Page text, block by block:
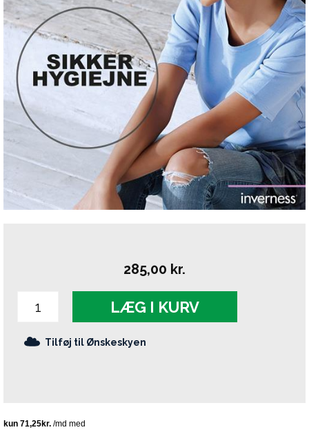
285,00 kr.
LÆG I KURV
Tilføj til Ønskeskyen